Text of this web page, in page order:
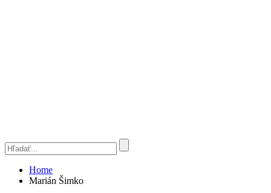
Home
Marián Šimko